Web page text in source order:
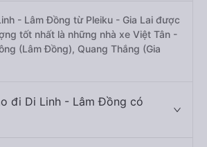
- Lâm Đồng từ Pleiku - Gia Lai được
tốt nhất là những nhà xe Việt Tân -
(Lâm Đồng), Quang Thắng (Gia
đi Di Linh - Lâm Đồng có